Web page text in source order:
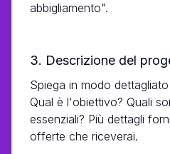
abbigliamento".
3. Descrizione del
Spiega in modo
Qual è l'obiettivo? Quali
essenziali? Più dettagli
offerte che riceverai.